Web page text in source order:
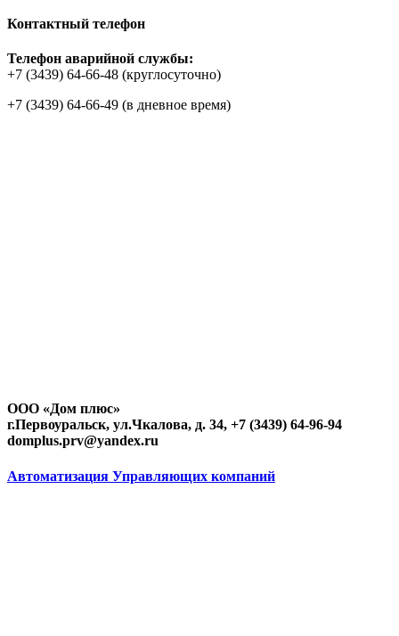
Контактный телефон
Телефон аварийной службы:
+7 (3439) 64-66-48 (круглосуточно)
+7 (3439) 64-66-49 (в дневное время)
ООО «Дом плюс»
г.Первоуральск, ул.Чкалова, д. 34, +7 (3439) 64-96-94
domplus.prv@yandex.ru
Автоматизация Управляющих компаний